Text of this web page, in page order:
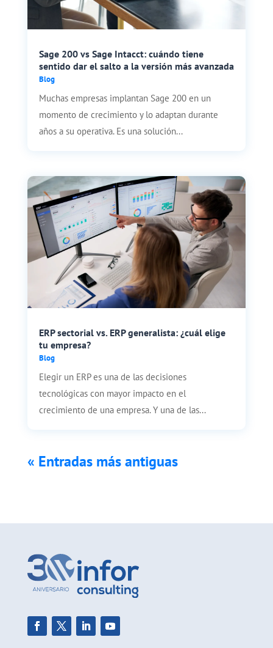
Sage 200 vs Sage Intacct: cuándo tiene
sentido dar el salto a la versión más avanzada
Blog
Muchas empresas implantan Sage 200 en un
momento de crecimiento y lo adaptan durante
años a su operativa. Es una solución...
ERP sectorial vs. ERP generalista: ¿cuál elige
tu empresa?
Blog
Elegir un ERP es una de las decisiones
tecnológicas con mayor impacto en el
crecimiento de una empresa. Y una de las...
« Entradas más antiguas